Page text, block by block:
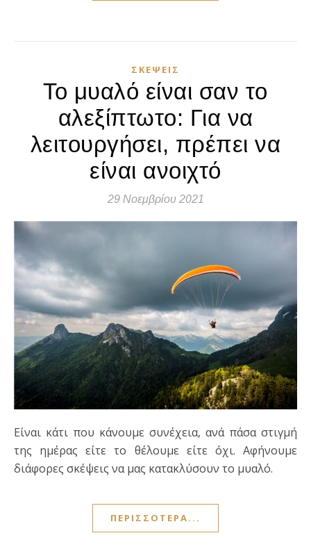
ΣΚΈΨΕΙΣ
Το μυαλό είναι σαν το
αλεξίπτωτο: Για να
λειτουργήσει, πρέπει να
είναι ανοιχτό
29 Νοεμβρίου 2021
Είναι κάτι που κάνουμε συνέχεια, ανά πάσα στιγμή
της ημέρας είτε το θέλουμε είτε όχι. Αφήνουμε
διάφορες σκέψεις να μας κατακλύσουν το μυαλό.
ΠΕΡΙΣΣΌΤΕΡΑ...